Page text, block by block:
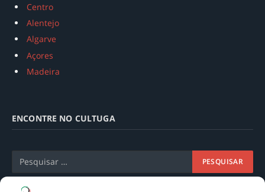
Centro
Alentejo
Algarve
Açores
Madeira
ENCONTRE NO CULTUGA